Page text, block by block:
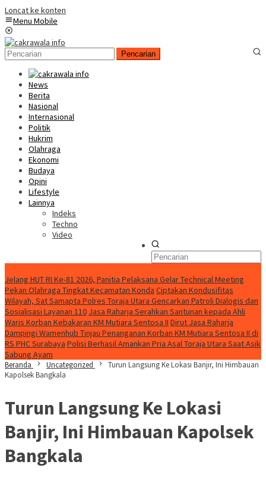
Loncat ke konten
Menu Mobile
Pencarian
News
Berita
Nasional
Internasional
Politik
Hukrim
Olahraga
Ekonomi
Budaya
Opini
Lifestyle
Lainnya
Indeks
Techno
Video
Jelang HUT RI Ke-81 2026, Panitia Pelaksana Gelar Technical Meeting
Pekan Olahraga Tingkat Kecamatan Konda Ciptakan Kondusifitas
Wilayah, Sat Samapta Polres Toraja Utara Gencarkan Patroli Dialogis dan
Sosialisasi Layanan 110 Jasa Raharja Serahkan Santunan kepada Ahli
Waris Korban Kebakaran KM Mutiara Sentosa II Dirut Jasa Raharja
Dampingi Wamenhub Tinjau Penanganan Korban KM Mutiara Sentosa II di
RS PHC Surabaya Polisi Berhasil Amankan Pria Asal Toraja Utara Saat Asik
Sabung Ayam
Beranda Uncategorized
Turun Langsung Ke Lokasi Banjir, Ini Himbauan
Kapolsek Bangkala
Turun Langsung Ke Lokasi
Banjir, Ini Himbauan Kapolsek
Bangkala